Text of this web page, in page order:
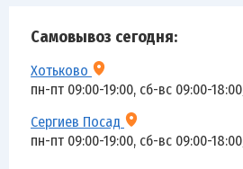
Самовывоз сегодня:
Хотьково
пн-пт 09:00-19:00, сб-вс 09:00-18:00
Сергиев Посад
пн-пт 09:00-19:00, сб-вс 09:00-18:00